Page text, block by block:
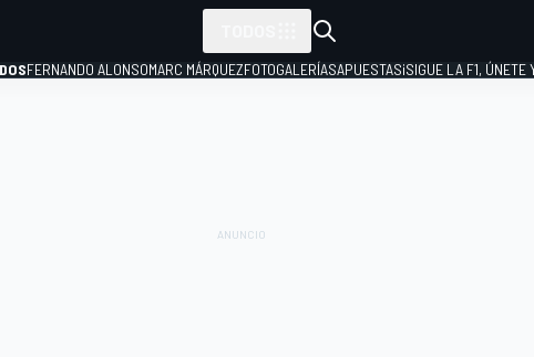
FERNANDO ALONSOMARC MÁRQUEZFOTOGALERÍASAPUESTAS¡SIGUE LA F1, ÚNETE